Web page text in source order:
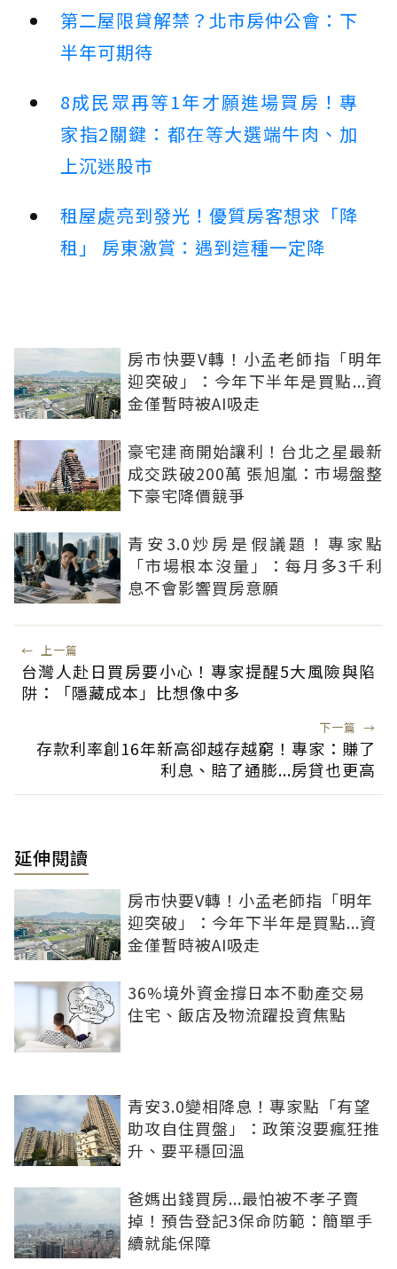
第二屋限貸解禁？北市房仲公會：下
半年可期待
8成民眾再等1年才願進場買房！專
家指2關鍵：都在等大選端牛肉、加
上沉迷股市
租屋處亮到發光！優質房客想求「降
租」 房東激賞：遇到這種一定降
房市快要V轉！小孟老師指「明年
迎突破」：今年下半年是買點...資
金僅暫時被AI吸走
豪宅建商開始讓利！台北之星最新
成交跌破200萬 張旭嵐：市場盤整
下豪宅降價競爭
青安3.0炒房是假議題！專家點
「市場根本沒量」：每月多3千利
息不會影響買房意願
← 上一篇
台灣人赴日買房要小心！專家提醒5大風險與陷
阱：「隱藏成本」比想像中多
下一篇 →
存款利率創16年新高卻越存越窮！專家：賺了
利息、賠了通膨...房貸也更高
延伸閱讀
房市快要V轉！小孟老師指「明年
迎突破」：今年下半年是買點...資
金僅暫時被AI吸走
36%境外資金撐日本不動產交易
住宅、飯店及物流躍投資焦點
青安3.0變相降息！專家點「有望
助攻自住買盤」：政策沒要瘋狂推
升、要平穩回溫
爸媽出錢買房...最怕被不孝子賣
掉！預告登記3保命防範：簡單手
續就能保障